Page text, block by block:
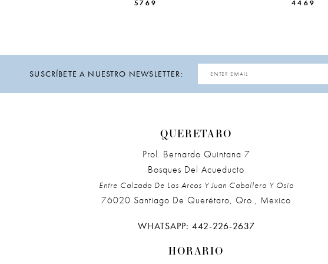
5769
4469
SUSCRÍBETE A NUESTRO NEWSLETTER:
QUERETARO
Prol. Bernardo Quintana 7
Bosques Del Acueducto
Entre Calzada De Los Arcos Y Juan Caballero Y Osio
76020 Santiago De Querétaro, Qro., Mexico
WHATSAPP: 442-226-2637
HORARIO